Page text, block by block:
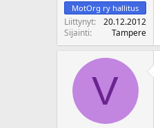
MotOrg ry hallitus
Liittynyt
20.12.2012
Sijainti
Tampere
V